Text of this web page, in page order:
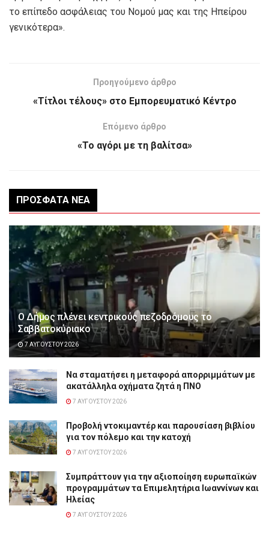
το επίπεδο ασφάλειας του Νομού μας και της Ηπείρου
γενικότερα».
Προηγούμενο άρθρο
«Τίτλοι τέλους» στο Εμπορευματικό Κέντρο
Επόμενο άρθρο
«Το αγόρι με τη βαλίτσα»
ΠΡΌΣΦΑΤΑ ΝΈΑ
Ο Δήμος πλένει κεντρικούς πεζοδρόμους το
Σαββατοκύριακο
7 ΑΥΓΟΎΣΤΟΥ 2026
Να σταματήσει η μεταφορά απορριμμάτων με
ακατάλληλα οχήματα ζητά η ΠΝΟ
7 ΑΥΓΟΎΣΤΟΥ 2026
Προβολή ντοκιμαντέρ και παρουσίαση βιβλίου
για τον πόλεμο και την κατοχή
7 ΑΥΓΟΎΣΤΟΥ 2026
Συμπράττουν για την αξιοποίηση ευρωπαϊκών
προγραμμάτων τα Επιμελητήρια Ιωαννίνων και
Ηλείας
7 ΑΥΓΟΎΣΤΟΥ 2026